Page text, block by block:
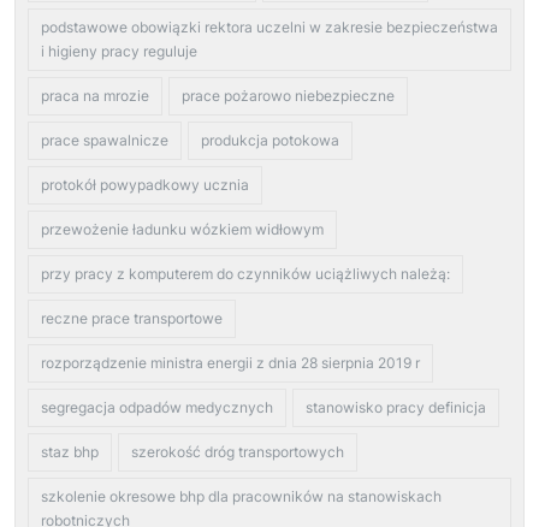
podstawowe obowiązki rektora uczelni w zakresie bezpieczeństwa
i higieny pracy reguluje
praca na mrozie prace pożarowo niebezpieczne
prace spawalnicze produkcja potokowa
protokół powypadkowy ucznia
przewożenie ładunku wózkiem widłowym
przy pracy z komputerem do czynników uciążliwych należą:
reczne prace transportowe
rozporządzenie ministra energii z dnia 28 sierpnia 2019 r
segregacja odpadów medycznych stanowisko pracy definicja
staz bhp szerokość dróg transportowych
szkolenie okresowe bhp dla pracowników na stanowiskach
robotniczych